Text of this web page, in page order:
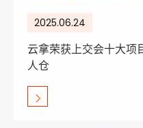
2025.06.24
云拿荣获上交会十大项
人仓